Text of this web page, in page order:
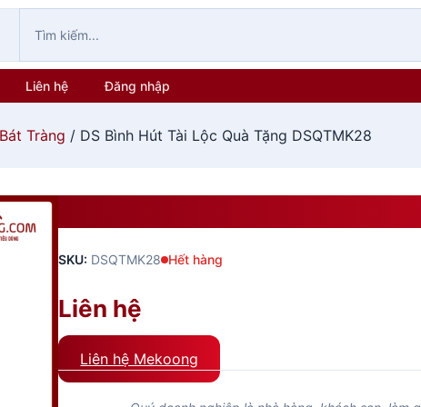
Liên hệ Đăng nhập
Tràng / DS Bình Hút Tài Lộc Quà Tặng DSQTMK28
SKU: DSQTMK28 Hết hàng
Liên hệ
Liên hệ Mekoong